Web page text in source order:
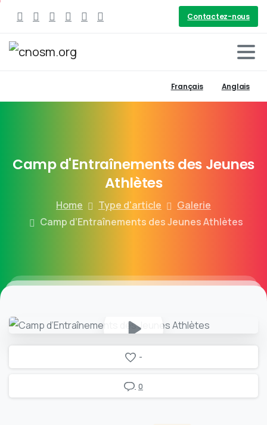
Contactez-nous
Français Anglais
Camp d'Entraînementsdes Jeunes
Athlètes
Home Type d'article
Galerie
Camp d’Entraînements des Jeunes Athlètes
-
0